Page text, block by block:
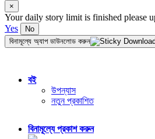
×
Your daily story limit is finished please
Yes
No
বিনামূল্যে অ্যাপ ডাউনলোড করুন
বই
উপন্যাস
নতুন প্রকাশিত
বিনামূল্যে প্রকাশ করুন